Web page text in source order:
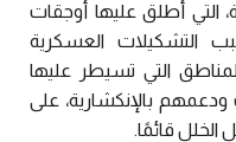
التي أُطلق عليها أوجقات
التشكيلات العسكرية
التي تسيطر عليها
بالإنكشارية، على
الخلل قائمًا.